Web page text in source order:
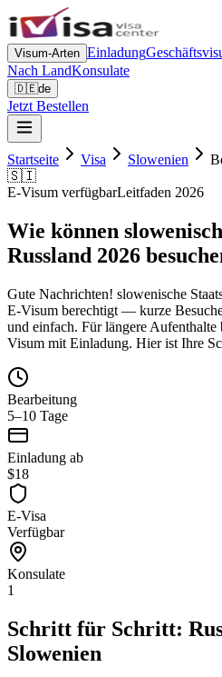
Visum-Arten Einladung
Nach LandKonsulate
🇩🇪de
Jetzt Bestellen
Startseite Visa Slowenien
🇸🇮
E-Visum verfügbarLeitfaden 2026
Wie können
Russland 2026
Gute Nachrichten! slowenische
E-Visum berechtigt — kurze
und einfach. Für längere
Visum mit Einladung. Hier ist Ihre
Bearbeitung
5–10 Tage
Einladung ab
$18
E-Visa
Verfügbar
Konsulate
1
Schritt für Schritt:
Slowenien